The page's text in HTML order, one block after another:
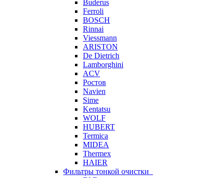
Buderus
Ferroli
BOSCH
Rinnai
Viessmann
ARISTON
De Dietrich
Lamborghini
ACV
Ростов
Navien
Sime
Kentatsu
WOLF
HUBERT
Termica
MIDEA
Thermex
HAIER
Фильтры тонкой очистки